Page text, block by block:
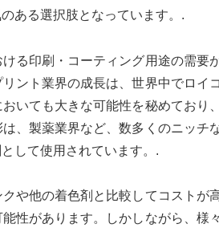
ある選択肢となっています。.
る印刷・コーティング用途の需要
ント業界の成長は、世界中でロイ
いても大きな可能性を秘めており
、製薬業界など、数多くのニッチ
して使用されています。.
や他の着色剤と比較してコストが
性があります。しかしながら、様